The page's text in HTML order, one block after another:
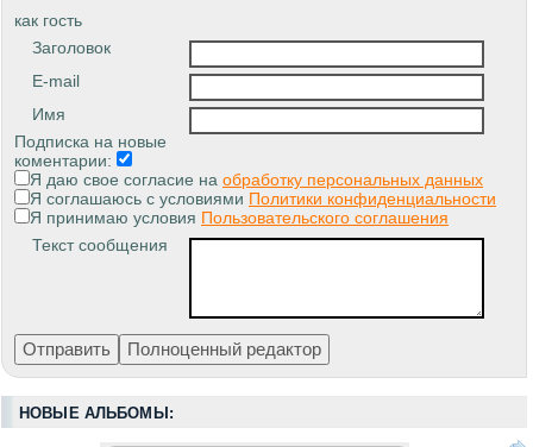
как гость
Заголовок
E-mail
Имя
Подписка на новые
коментарии:
Я даю свое согласие на обработку персональных данных
Я соглашаюсь с условиями Политики конфиденциальности
Я принимаю условия Пользовательского соглашения
Текст сообщения
НОВЫЕ АЛЬБОМЫ: